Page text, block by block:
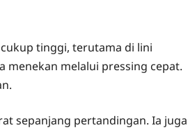
tinggi, terutama di lini
menekan melalui pressing cepat.
sepanjang pertandingan. Ia juga